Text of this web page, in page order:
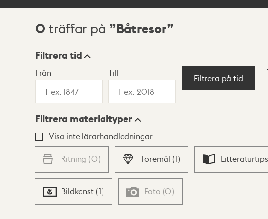
Sökresultat
0 träffar på Båtresor
Visningsläge
Lista Karta
Filtrera tid
Från Till
Filtrera på tid
Filtrera materialtyper
Visa inte lärarhandledningar
Ritning (0) Föremål (1) Litteraturtips
Bildkonst (1) Foto (0)